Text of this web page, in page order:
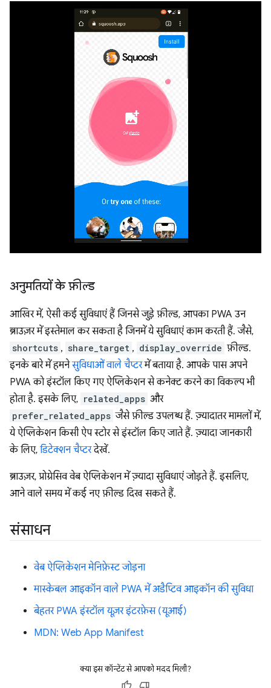
अनुमतियों के फ़ील्ड
आखिर में, ऐसी कई सुविधाएं हैं जिनसे जुड़े फ़ील्ड, आपका PWA उन
ब्राउज़र में इस्तेमाल कर सकता है जिनमें ये सुविधाएं काम करती हैं. जैसे,
shortcuts , share_target , display_override फ़ील्ड.
इनके बारे में हमनेसुविधाओं वाले चैप्टरमें बताया है. आपके पास अपने
PWA को इंस्टॉल किए गए ऐप्लिकेशन से कनेक्ट करने का विकल्प भी
होता है. इसके लिए, related_apps और
prefer_related_apps जैसे फ़ील्ड उपलब्ध हैं. ज़्यादातर मामलों में,
ये ऐप्लिकेशन किसी ऐप स्टोर से इंस्टॉल किए जाते हैं. ज़्यादा जानकारी
के लिए, डिटेक्शन चैप्टरदेखें.
ब्राउज़र, प्रोग्रेसिव वेब ऐप्लिकेशन में ज़्यादा सुविधाएं जोड़ते हैं. इसलिए,
आने वाले समय में कई नए फ़ील्ड दिख सकते हैं.
संसाधन
वेब ऐप्लिकेशन मेनिफ़ेस्ट जोड़ना
मास्केबल आइकॉन वाले PWA में अडैप्टिव आइकॉन की सुविधा
बेहतर PWA इंस्टॉल यूज़र इंटरफ़ेस (यूआई)
MDN: Web App Manifest
क्या इस कॉन्टेंट से आपको मदद मिली?